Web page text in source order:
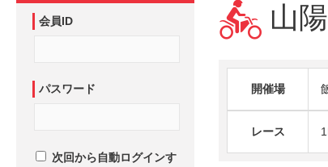
会員ID
パスワード
次回から自動ログインす
山
開催場
レース